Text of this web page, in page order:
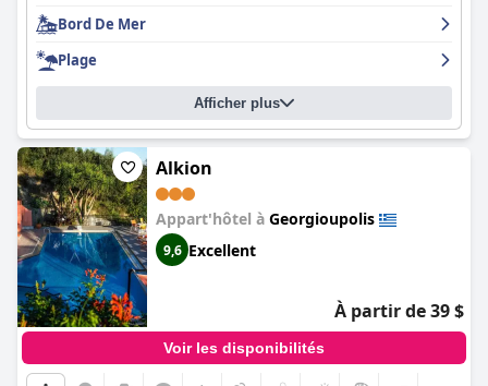
personnel est exceptionnel, accommodant et professionnel,
toujours disponible, amical et super gentil. La piscine est
fantastique avec un bar et des boissons disponibles pour se
détendre au bord de la piscine. La plage est principalement
composée de pierres et de rochers, mais l'hôtel met
gratuitement à la disposition des clients des chaises longues,
des transats et des serviettes. Dans l'ensemble, les clients ont
des expériences variées avec les chambres de l'hôtel, mais ils
sont généralement satisfaits de leur séjour.
Bord De Mer
Plage
Afficher plus
Alkion
Appart'hôtel à Georgioupolis
9,6 Excellent
À partir de 39 $
Voir les disponibilités